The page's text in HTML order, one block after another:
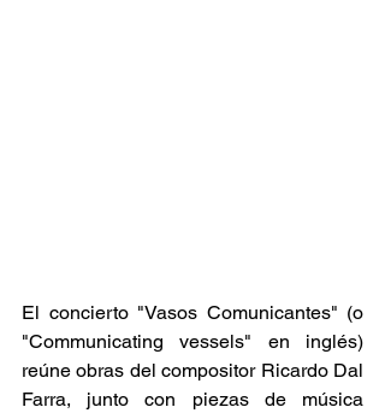
El concierto "Vasos Comunicantes" (o
"Communicating vessels" en inglés)
reúne obras del compositor Ricardo Dal
Farra, junto con piezas de música